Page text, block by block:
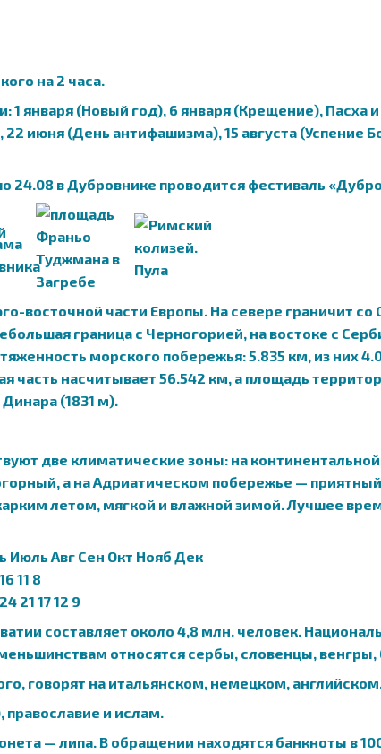
на 2 часа.
1 января (Новый год), 6 января (Крещение), Пасха
июня (День антифашизма), 15 августа (Успение
24.08 в Дубровнике проводится фестиваль
восточной части Европы. На севере граничит
граница с Черногорией, на востоке с
морского побережья: 5.835 км, из них
часть насчитывает 56.542 км, а площадь
(1831 м).
две климатические зоны: на
а на Адриатическом побережье —
летом, мягкой и влажной зимой. Лучшее
Авг Сен Окт Нояб Дек
11 8
21 17 12 9
составляет около 4,8 млн. человек.
относятся сербы, словенцы, венгры,
говорят на итальянском, немецком,
православие и ислам.
— липа. В обращении находятся банкноты в